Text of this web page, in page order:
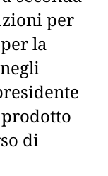
per
la
di